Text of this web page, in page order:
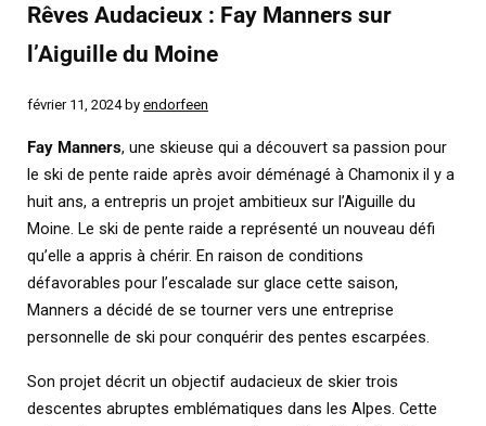
Rêves Audacieux : Fay Manners sur
l’Aiguille du Moine
février 11, 2024 by endorfeen
Fay Manners, une skieuse qui a découvert sa passion pour
le ski de pente raide après avoir déménagé à Chamonix il y a
huit ans, a entrepris un projet ambitieux sur l’Aiguille du
Moine. Le ski de pente raide a représenté un nouveau défi
qu’elle a appris à chérir. En raison de conditions
défavorables pour l’escalade sur glace cette saison,
Manners a décidé de se tourner vers une entreprise
personnelle de ski pour conquérir des pentes escarpées.
Son projet décrit un objectif audacieux de skier trois
descentes abruptes emblématiques dans les Alpes. Cette